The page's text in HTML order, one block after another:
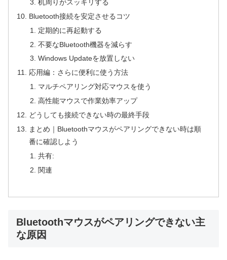
机周りがスッキリする
Bluetooth接続を安定させるコツ
定期的に再起動する
不要なBluetooth機器を減らす
Windows Updateを放置しない
応用編：さらに便利に使う方法
マルチペアリング対応マウスを使う
高性能マウスで作業効率アップ
どうしても接続できない時の最終手段
まとめ｜Bluetoothマウスがペアリングできない時は順
番に確認しよう
共有:
関連
Bluetoothマウスがペアリングできない主
な原因